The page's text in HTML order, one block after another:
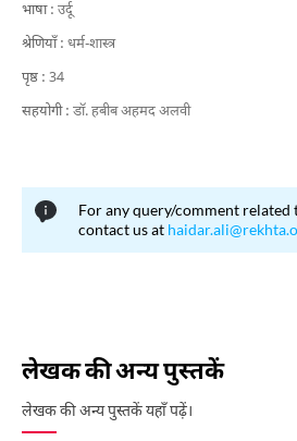
भाषा : उर्दू
श्रेणियाँ : धर्म-शास्त्र
पृष्ठ : 34
सहयोगी : डाॅ. हबीब अहमद अलवी
For any query/comment related
contact us at
लेखक की अन्य पुस्तकें
लेखक की अन्य पुस्तकें यहाँ पढ़ें।